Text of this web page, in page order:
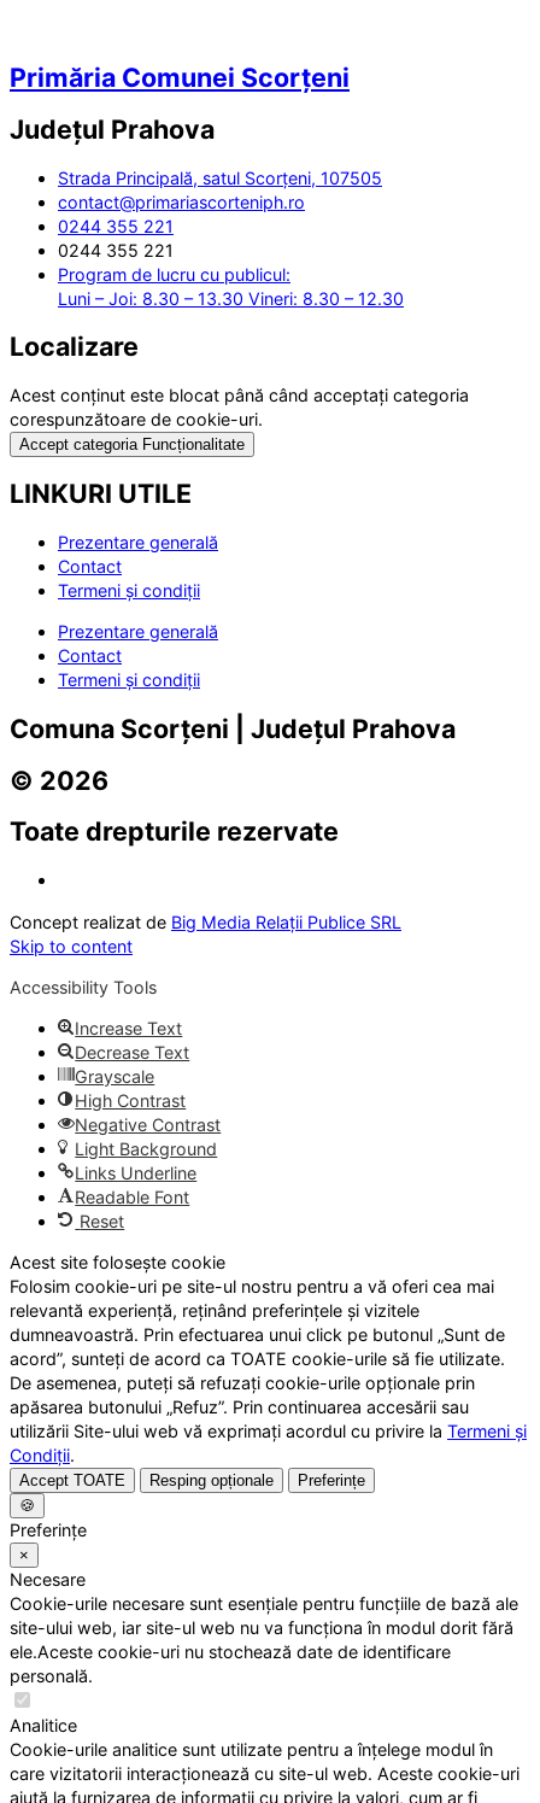
Primăria Comunei Scorțeni
Județul Prahova
Strada Principală, satul Scorțeni, 107505
contact@primariascorteniph.ro
0244 355 221
0244 355 221
Program de lucru cu publicul:
Luni – Joi: 8.30 – 13.30 Vineri: 8.30 – 12.30
Localizare
Acest conținut este blocat până când acceptați categoria
corespunzătoare de cookie-uri.
Accept categoria Funcționalitate
LINKURI UTILE
Prezentare generală
Contact
Termeni și condiții
Prezentare generală
Contact
Termeni și condiții
Comuna Scorțeni | Județul Prahova
© 2026
Toate drepturile rezervate
Concept realizat de Big Media Relații Publice SRL
Skip to content
Accessibility Tools
Increase Text
Decrease Text
Grayscale
High Contrast
Negative Contrast
Light Background
Links Underline
Readable Font
Reset
Acest site folosește cookie
Folosim cookie-uri pe site-ul nostru pentru a vă oferi cea mai
relevantă experiență, reținând preferințele și vizitele
dumneavoastră. Prin efectuarea unui click pe butonul „Sunt de
acord”, sunteți de acord ca TOATE cookie-urile să fie utilizate.
De asemenea, puteți să refuzați cookie-urile opționale prin
apăsarea butonului „Refuz”. Prin continuarea accesării sau
utilizării Site-ului web vă exprimați acordul cu privire la Termeni și
Condiții.
Accept TOATE Resping opționale
Preferințe
🍪
Preferințe
×
Necesare
Cookie-urile necesare sunt esențiale pentru funcțiile de bază ale
site-ului web, iar site-ul web nu va funcționa în modul dorit fără
ele.Aceste cookie-uri nu stochează date de identificare
personală.
Analitice
Cookie-urile analitice sunt utilizate pentru a înțelege modul în
care vizitatorii interacționează cu site-ul web. Aceste cookie-uri
ajută la furnizarea de informații cu privire la valori, cum ar fi